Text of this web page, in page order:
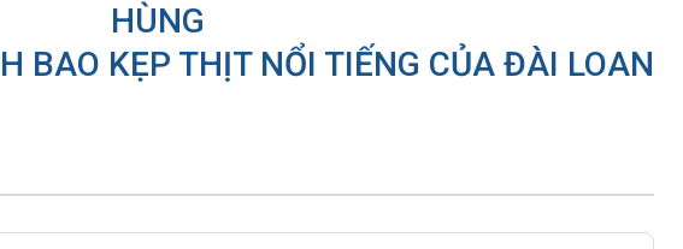
HÙNG
BAO KẸP THỊT NỔI TIẾNG CỦA ĐÀI LOAN